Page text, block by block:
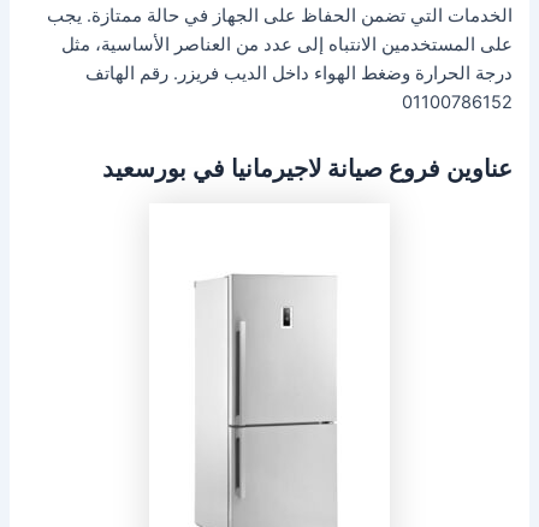
الخدمات التي تضمن الحفاظ على الجهاز في حالة ممتازة. يجب
على المستخدمين الانتباه إلى عدد من العناصر الأساسية، مثل
درجة الحرارة وضغط الهواء داخل الديب فريزر. رقم الهاتف
01100786152
عناوين فروع صيانة لاجيرمانيا في بورسعيد